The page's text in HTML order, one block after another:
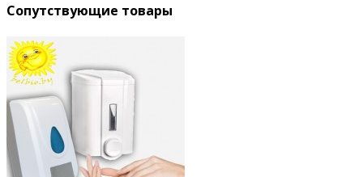
Сопутствующие товары